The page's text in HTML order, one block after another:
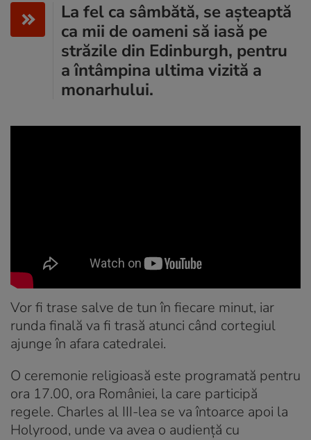
La fel ca sâmbătă, se așteaptă
ca mii de oameni să iasă pe
străzile din Edinburgh, pentru
a întâmpina ultima vizită a
monarhului.
Vor fi trase salve de tun în fiecare minut, iar
runda finală va fi trasă atunci când cortegiul
ajunge în afara catedralei.
O ceremonie religioasă este programată pentru
ora 17.00, ora României, la care participă
regele. Charles al III-lea se va întoarce apoi la
Holyrood, unde va avea o audiență cu